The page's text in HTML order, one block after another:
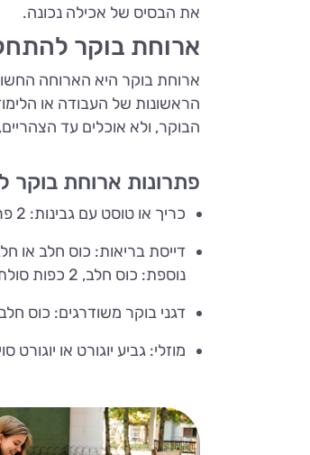
את הבסיס של אכילה נכונה.
ארוחת בוקר
ארוחת בוקר היא הארוחה
הראשונות של העבודה או
הבוקר, ולא אוכלים עד
פתרונות ארוחת בוקר
כריך או טוסט עם גבינות: 2 פרוסות לחם מדגנים מלאים, גבינה בולגרית / צפתית / פטה עם עגבניות, זיתים ובזיליקום.
נוספת: כוס חלב, 2 כפות סולת, לאחר הבישול אפשר להוסיף קינמון וזרעי פשתן טחונים.
דגני בוקר משודרגים: כוס חלב או
מוזלי: גביע יוגורט או